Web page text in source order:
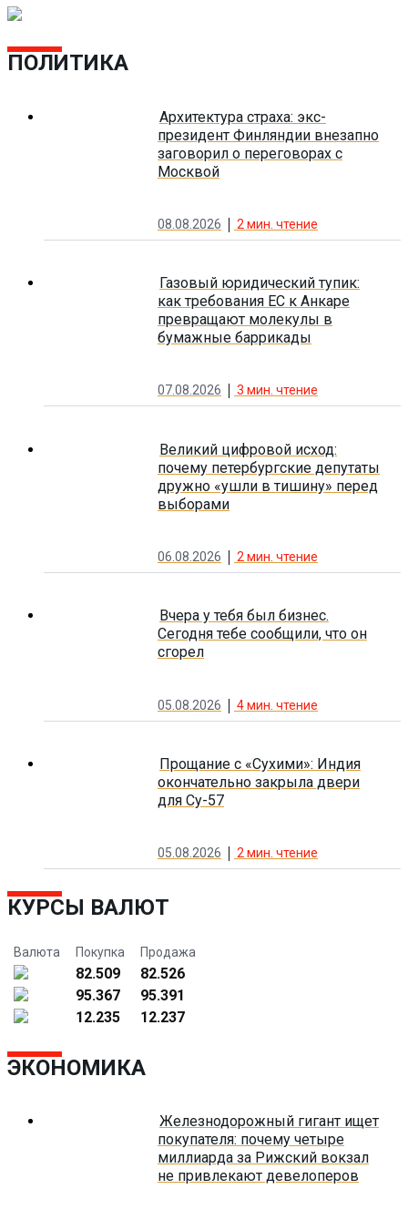
ПОЛИТИКА
Архитектура страха: экс-
президент Финляндии внезапно
заговорил о переговорах с
Москвой
08.08.2026 2 мин. чтение
Газовый юридический тупик:
как требования ЕС к Анкаре
превращают молекулы в
бумажные баррикады
07.08.2026 3 мин. чтение
Великий цифровой исход:
почему петербургские депутаты
дружно «ушли в тишину» перед
выборами
06.08.2026 2 мин. чтение
Вчера у тебя был бизнес.
Сегодня тебе сообщили, что он
сгорел
05.08.2026 4мин. чтение
Прощание с «Сухими»: Индия
окончательно закрыла двери
для Су-57
05.08.2026 2 мин. чтение
КУРСЫ ВАЛЮТ
Валюта Покупка Продажа
82.509
82.526
95.367
95.391
12.235
12.237
ЭКОНОМИКА
Железнодорожный гигант ищет
покупателя: почему четыре
миллиарда за Рижский вокзал
не привлекают девелоперов